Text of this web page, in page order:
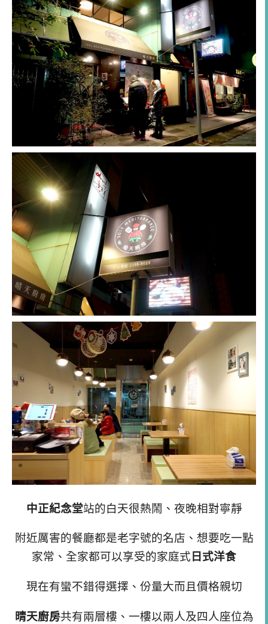
中正紀念堂站的白天很熱鬧、夜晚相對寧靜
附近厲害的餐廳都是老字號的名店、想要吃一點
家常、全家都可以享受的家庭式 日式洋食
現在有蠻不錯得選擇、份量大而且價格親切
晴天廚房共有兩層樓、一樓以兩人及四人座位為